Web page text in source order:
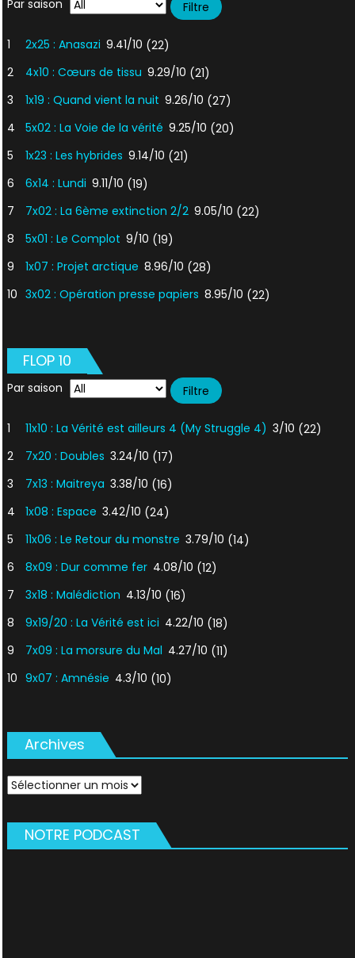
Par saison
1 2x25 : Anasazi 9.41/10 (22)
2
4x10 : Cœurs de tissu 9.29/10 (21)
3
1x19 : Quand vient la nuit 9.26/10 (27)
4
5x02 : La Voie de la vérité 9.25/10 (20)
5
1x23 : Les hybrides 9.14/10 (21)
6
6x14 : Lundi 9.11/10 (19)
7
7x02 : La 6ème extinction 2/2 9.05/10 (22)
8
5x01 : Le Complot 9/10 (19)
9
1x07 : Projet arctique 8.96/10 (28)
10 3x02 : Opération presse papiers 8.95/10 (22)
FLOP 10
Par saison
1 11x10 : La Vérité est ailleurs 4 (My Struggle 4) 3/10 (22)
2
7x20 : Doubles 3.24/10 (17)
3
7x13 : Maitreya 3.38/10 (16)
4
1x08 : Espace 3.42/10 (24)
5
11x06 : Le Retour du monstre 3.79/10 (14)
6
8x09 : Dur comme fer 4.08/10 (12)
7
3x18 : Malédiction 4.13/10 (16)
8
9x19/20 : La Vérité est ici 4.22/10 (18)
9
7x09 : La morsure du Mal 4.27/10 (11)
10 9x07 : Amnésie 4.3/10 (10)
Archives
Archives
NOTRE PODCAST